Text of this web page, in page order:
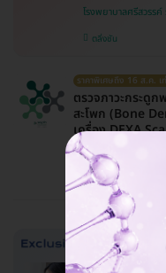
โรงพยาบาลศรีสวรร
ตลิ่งชัน
ราคาพิเศษถึง 16 ส.ค. เ
ตรวจภาวะกระดู
สะโพก (Bone
เครื่อง DEXA
โรงพยาบาลพญาไท ศรีราช
ชลบุรี
เดือนสิงหาลด 5,000